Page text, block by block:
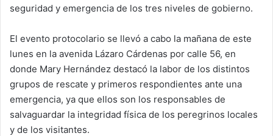
seguridad y emergencia de los tres niveles de gobierno.
El evento protocolario se llevó a cabo la mañana de este
lunes en la avenida Lázaro Cárdenas por calle 56, en
donde Mary Hernández destacó la labor de los distintos
grupos de rescate y primeros respondientes ante una
emergencia, ya que ellos son los responsables de
salvaguardar la integridad física de los peregrinos locales
y de los visitantes.